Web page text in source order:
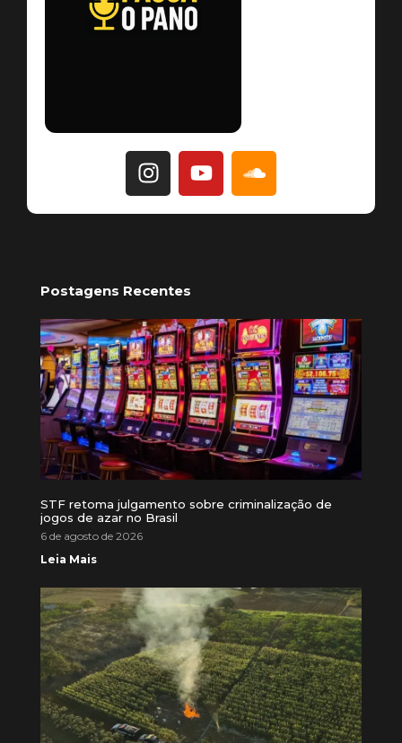
Postagens Recentes
STF retoma julgamento sobre criminalização de
jogos de azar no Brasil
6 de agosto de 2026
Leia Mais